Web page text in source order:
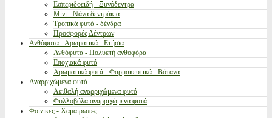
Εσπεριδοειδή - Ξυνόδεντρα
Μίνι - Νάνα δεντράκια
Τροπικά φυτά - δένδρα
Προσφορές Δέντρων
Ανθόφυτα - Αρωματικά - Ετήσια
Ανθόφυτα - Πολυετή ανθοφόρα
Εποχιακά φυτά
Αρωματικά φυτά - Φαρμακευτικά - Βότανα
Αναρριχώμενα φυτά
Αειθαλή αναρριχώμενα φυτά
Φυλλοβόλα αναρριχώμενα φυτά
Φοίνικες - Χαμαίρωπες